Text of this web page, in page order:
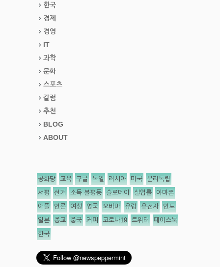
한국
경제
경영
IT
과학
문화
스포츠
칼럼
추천
BLOG
ABOUT
공화당 교육 구글 독일 러시아 미국 분리독립
서평 선거 소득 불평등 슬로데이 실업률 아마존
애플 언론 여성 영국 오바마 유럽 유전자 인도
일본 종교 중국 커피 코로나19 트위터 페이스북
한국